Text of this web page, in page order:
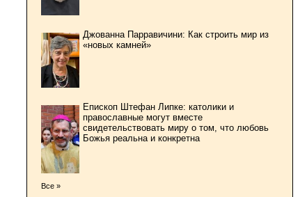
Джованна Парравичини: Как строить мир из
«новых камней»
Епископ Штефан Липке: католики и
православные могут вместе
свидетельствовать миру о том, что любовь
Божья реальна и конкретна
Все »